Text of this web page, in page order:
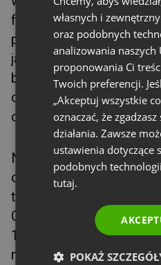
formaty spotkań
planie. Ponadto
jak i ClickMeeting
biblioteki dodatków,
osiągnąć jeszcze
online.
Należy pamiętać, że
oferuje okresu
tego przetestować
ClickMeeting działa na
14 dni na wypróbowanie
narzędzia, w tym funkcji
własnych i
oraz podobnych
analizowania naszych
proponowania Ci
Twoich preferencji.
„Akceptuj wszystkie
oznaczać, że
działania. Zawsze
ustawienia dotyczące
podobnych
tutaj.
POKAŻ